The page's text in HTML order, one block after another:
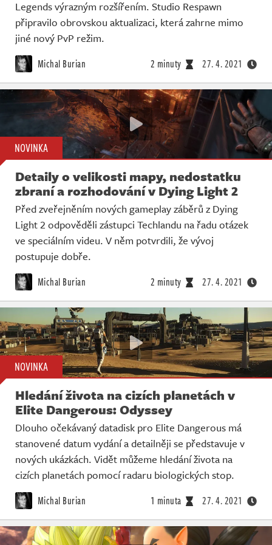
Legends výrazným rozšířením. Studio Respawn
připravilo obrovskou aktualizaci, která zahrne mimo
jiné nový PvP režim.
Michal Burian 2 minuty 27. 4. 2021
NOVINKA
Detaily o velikosti mapy, nedostatku
zbraní a rozhodování v Dying Light 2
Před zveřejněním nových gameplay záběrů z Dying
Light 2 odpověděli zástupci Techlandu na řadu otázek
ve speciálním videu. V něm potvrdili, že vývoj
postupuje dobře.
Michal Burian 2 minuty 27. 4. 2021
NOVINKA
Hledání života na cizích planetách v
Elite Dangerous: Odyssey
Dlouho očekávaný datadisk pro Elite Dangerous má
stanovené datum vydání a detailněji se představuje v
nových ukázkách. Vidět můžeme hledání života na
cizích planetách pomocí radaru biologických stop.
Michal Burian 1 minuta 27. 4. 2021